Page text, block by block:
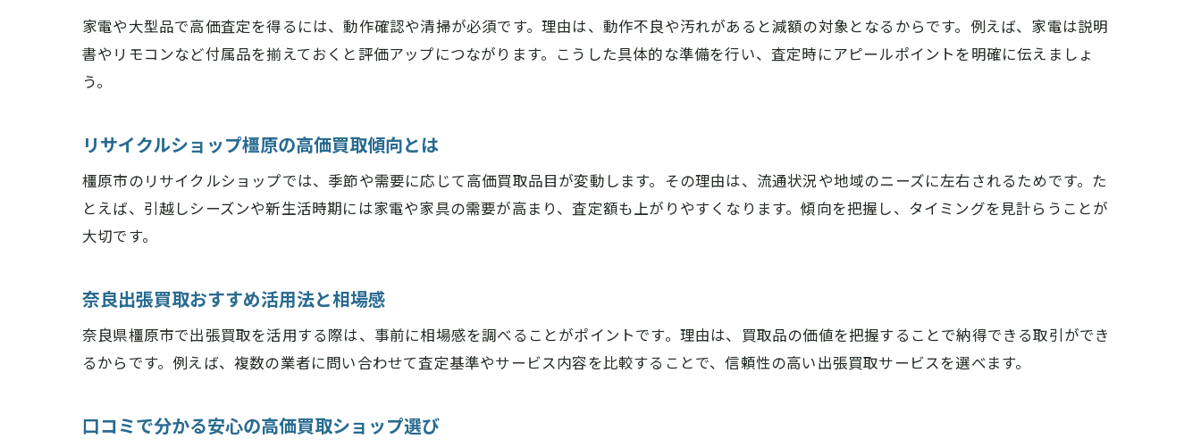
安心と満足を得るための比較方法のまとめ
家電や大型品で高価査定を得るには、動作確認や清掃が必須です。理由は、動作不良や汚れがあると減額の対象となるからです。例えば、家電は説明
書やリモコンなど付属品を揃えておくと評価アップにつながります。こうした具体的な準備を行い、査定時にアピールポイントを明確に伝えましょ
う。
リサイクルショップ橿原の高価買取傾向とは
橿原市のリサイクルショップでは、季節や需要に応じて高価買取品目が変動します。その理由は、流通状況や地域のニーズに左右されるためです。た
とえば、引越しシーズンや新生活時期には家電や家具の需要が高まり、査定額も上がりやすくなります。傾向を把握し、タイミングを見計らうことが
大切です。
奈良出張買取おすすめ活用法と相場感
奈良県橿原市で出張買取を活用する際は、事前に相場感を調べることがポイントです。理由は、買取品の価値を把握することで納得できる取引ができ
るからです。例えば、複数の業者に問い合わせて査定基準やサービス内容を比較することで、信頼性の高い出張買取サービスを選べます。
口コミで分かる安心の高価買取ショップ選び